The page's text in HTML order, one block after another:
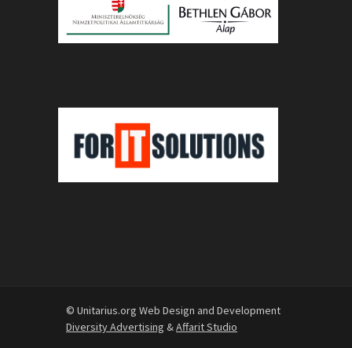
© Unitarius.org Web Design and Development
Diversity Advertising &Affarit Studio